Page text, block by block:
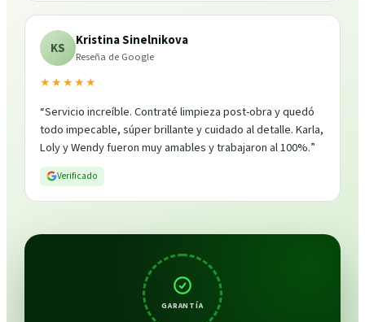
KS Kristina Sinelnikova
Reseña de Google
★★★★★
“Servicio increíble. Contraté limpieza post-obra y quedó
todo impecable, súper brillante y cuidado al detalle. Karla,
Loly y Wendy fueron muy amables y trabajaron al 100%.”
Verificado
GARANTÍA